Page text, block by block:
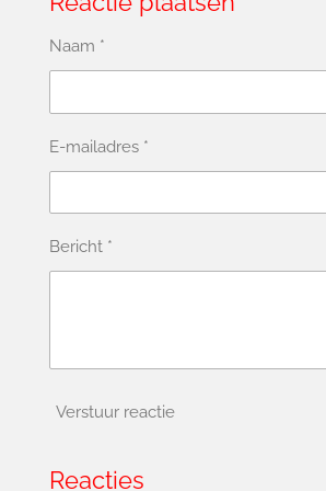
Naam *
E-mailadres *
Bericht *
Verstuur reactie
Reacties